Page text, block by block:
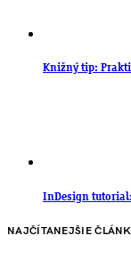
Knižný tip:
InDesign
NAJČÍTANEJŠIE